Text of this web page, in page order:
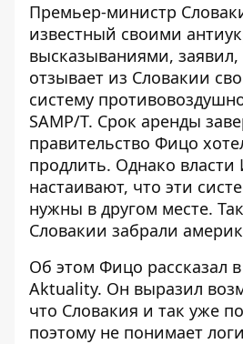
Премьер-министр
известный своими
высказываниями,
отзывает из Словакии
систему
SAMP/T. Срок аренды
правительство Фицо
продлить. Однако власти
настаивают, что эти
нужны в другом месте.
Словакии забрали
Об этом Фицо рассказал в
Aktuality. Он выразил
что Словакия и так уже
поэтому не понимает